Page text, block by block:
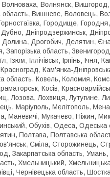
Волнянск, Вишгород,
Вишневе, Воловець,
Городище,
Дніпродзержинськ,
Дрогобич, Делятин,
область,
Ізюм, Іллічівськ, Ірпінь, Ічня,
Кам'янка-
область, Ковель, Коломия,
Косів,
Лозова, Лохвиця, Лутугине,
Маріуполь, Мелітополь,
Маневичі, Мукачево, Ніжин,
Обухів, Одеса,
Полтава, Полтавська
Сміла, Сторожинець,
Закарпатська область,
Хмельницький,
Чернівецька область,